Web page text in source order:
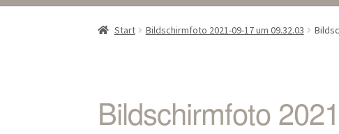
Start Bildschirmfoto 2021-09-17 um 09.32.03
Bildschirmfoto